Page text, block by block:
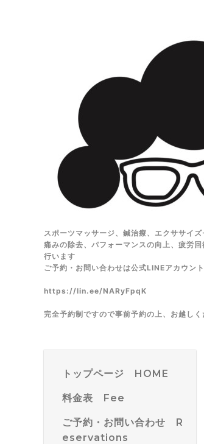
スポーツマッサージ、鍼治療、エクササイ
痛みの除去、パフォーマンスの向上、疲労
行います
ご予約・お問い合わせは公式LINEアカウン
https://lin.ee/NARyFpqK
完全予約制ですので事前予約の上、お越しく
トップページ HOME
料金表 Fee
ご予約・お問い合わせ R
eservations